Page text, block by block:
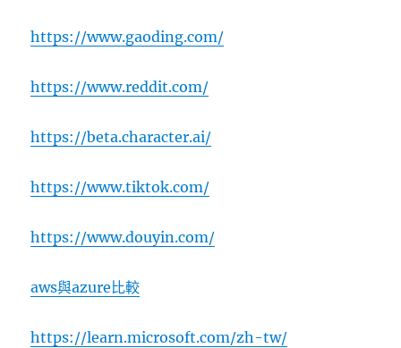
https://www.gaoding.com/
https://www.reddit.com/
https://beta.character.ai/
https://www.tiktok.com/
https://www.douyin.com/
aws與azure比較
https://learn.microsoft.com/zh-tw/